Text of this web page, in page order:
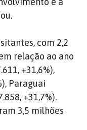
com 2,2
relação ao ano
+31,6%),
Paraguai
+31,7%).
3,5 milhões